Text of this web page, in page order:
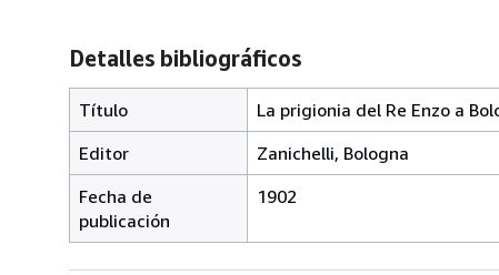
Detalles bibliográficos
Título
La prigionia del Re Enzo a
Editor
Zanichelli, Bologna
Fecha de
publicación
1902